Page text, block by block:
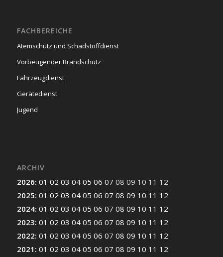
FACHBEREICHE
Atemschutz und Schadstoffdienst
Vorbeugender Brandschutz
Fahrzeugdienst
Gerätedienst
Jugend
ARCHIV
2026: 01 02 03 04 05 06 07 08 09 10 11 12
2025: 01 02 03 04 05 06 07 08 09 10 11 12
2024: 01 02 03 04 05 06 07 08 09 10 11 12
2023: 01 02 03 04 05 06 07 08 09 10 11 12
2022: 01 02 03 04 05 06 07 08 09 10 11 12
2021 : 01 02 03 04 05 06 07 08 09 10 11 12